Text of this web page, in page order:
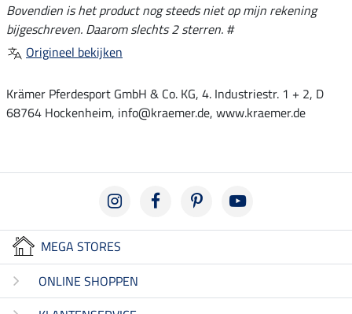
Bovendien is het product nog steeds niet op mijn rekening
bijgeschreven. Daarom slechts 2 sterren. #
Origineel bekijken
Krämer Pferdesport GmbH & Co. KG, 4. Industriestr. 1 + 2, D
68764 Hockenheim, info@kraemer.de, www.kraemer.de
MEGA STORES
ONLINE SHOPPEN